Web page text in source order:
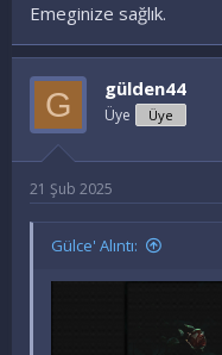
Emeginize sağlık.
G gülden44
Üye Üye
21 Şub 2025
Gülce' Alıntı: